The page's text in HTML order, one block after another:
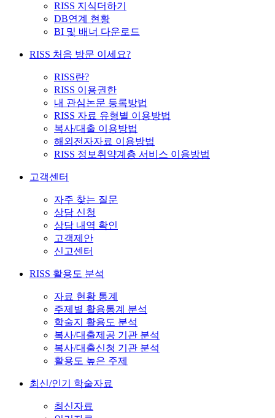
RISS 지식더하기
DB연계 현황
BI 및 배너 다운로드
RISS 처음 방문 이세요?
RISS란?
RISS 이용권한
내 관심논문 등록방법
RISS 자료 유형별 이용방법
복사/대출 이용방법
해외전자자료 이용방법
RISS 정보취약계층 서비스 이용방법
고객센터
자주 찾는 질문
상담 신청
상담 내역 확인
고객제안
신고센터
RISS 활용도 분석
자료 현황 통계
주제별 활용통계 분석
학술지 활용도 분석
복사/대출제공 기관 분석
복사/대출신청 기관 분석
활용도 높은 주제
최신/인기 학술자료
최신자료